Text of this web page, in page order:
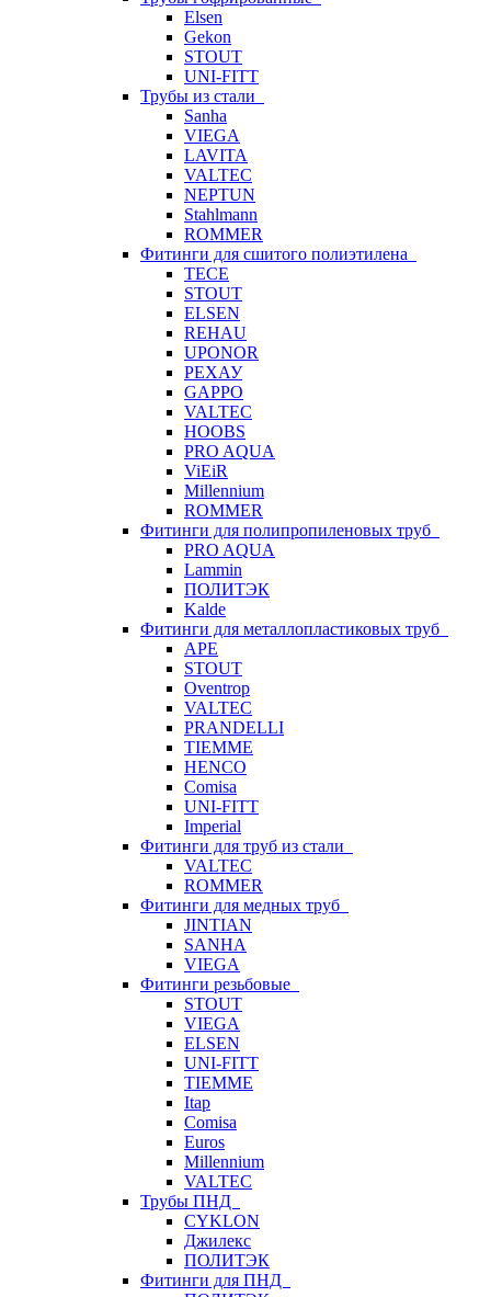
Elsen
Gekon
STOUT
UNI-FITT
Трубы из стали
Sanha
VIEGA
LAVITA
VALTEC
NEPTUN
Stahlmann
ROMMER
Фитинги для сшитого полиэтилена
TECE
STOUT
ELSEN
REHAU
UPONOR
РЕХАУ
GAPPO
VALTEC
HOOBS
PRO AQUA
ViEiR
Millennium
ROMMER
Фитинги для полипропиленовых труб
PRO AQUA
Lammin
ПОЛИТЭК
Kalde
Фитинги для металлопластиковых труб
APE
STOUT
Oventrop
VALTEC
PRANDELLI
TIEMME
HENCO
Comisa
UNI-FITT
Imperial
Фитинги для труб из стали
VALTEC
ROMMER
Фитинги для медных труб
JINTIAN
SANHA
VIEGA
Фитинги резьбовые
STOUT
VIEGA
ELSEN
UNI-FITT
TIEMME
Itap
Comisa
Euros
Millennium
VALTEC
Трубы ПНД
CYKLON
Джилекс
ПОЛИТЭК
Фитинги для ПНД